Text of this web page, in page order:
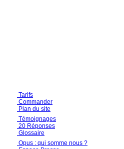
Tarifs
Commander
Plan du site
Témoignages
20 Réponses
Glossaire
Opus : qui somme nous ?